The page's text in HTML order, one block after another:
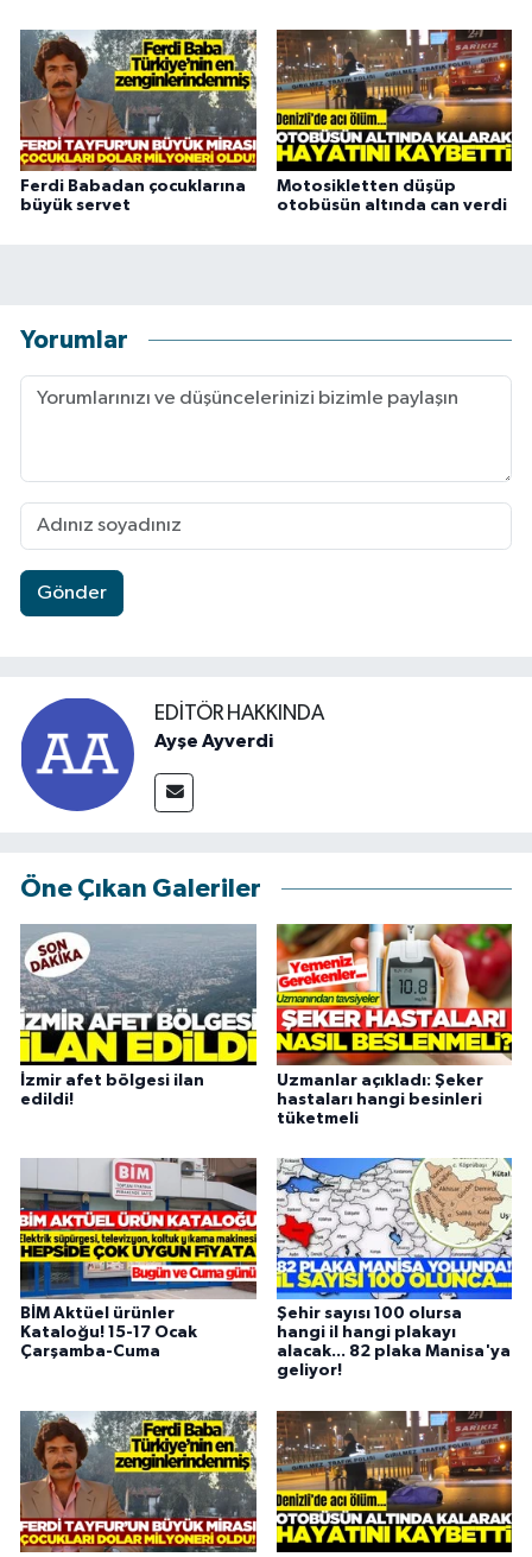
Ferdi Babadan çocuklarına
büyük servet
Motosikletten düşüp
otobüsün altında can verdi
Yorumlar
Gönder
EDITÖR HAKKINDA
Ayşe Ayverdi
Öne Çıkan Galeriler
İzmir afet bölgesi ilan
edildi!
Uzmanlar açıkladı: Şeker
hastaları hangi besinleri
tüketmeli
BİM Aktüel ürünler
Kataloğu! 15-17 Ocak
Çarşamba-Cuma
Şehir sayısı 100 olursa
hangi il hangi plakayı
alacak... 82 plaka Manisa'ya
geliyor!